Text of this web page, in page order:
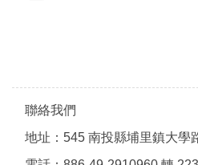
聯絡我們
地址：545 南投縣埔里鎮大學